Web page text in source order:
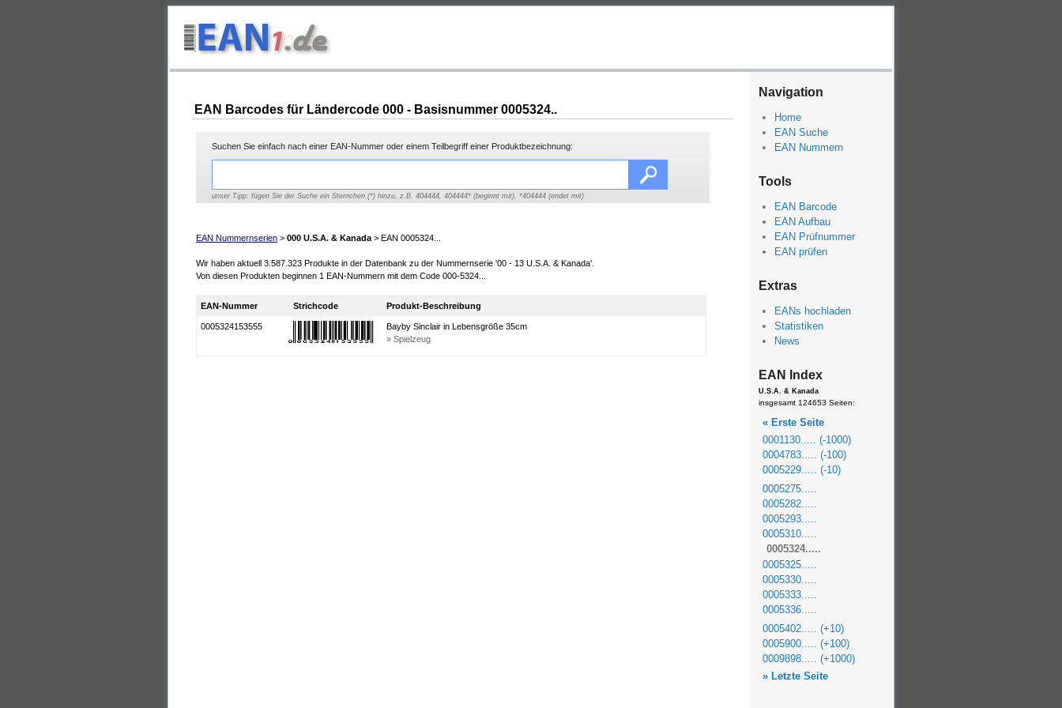
EAN Barcodes für Ländercode 000 - Basisnummer 0005324..
Suchen Sie einfach nach einer EAN-Nummer oder einem Teilbegriff einer Produktbezeichnung:
unser Tipp: fügen Sie der Suche ein Sternchen (*) hinzu, z.B. 404444, 404444* (beginnt mit), *404444 (endet mit)
EAN Nummernserien > 000 U.S.A. & Kanada > EAN 0005324...
Wir haben aktuell 3.587.323 Produkte in der Datenbank zu der Nummernserie '00 - 13 U.S.A. & Kanada'.
Von diesen Produkten beginnen 1 EAN-Nummern mit dem Code 000-5324...
EAN-Nummer Strichcode Produkt-Beschreibung
0005324153555
Bayby Sinclair in Lebensgröße 35cm
» Spielzeug
Navigation
Home
EAN Suche
EAN Nummern
Tools
EAN Barcode
EAN Aufbau
EAN Prüfnummer
EAN prüfen
Extras
EANs hochladen
Statistiken
News
EAN Index
U.S.A. & Kanada
insgesamt 124653 Seiten:
« Erste Seite
0001130..... (-1000)
0004783..... (-100)
0005229..... (-10)
0005275.....
0005282.....
0005293.....
0005310.....
0005324.....
0005325.....
0005330.....
0005333.....
0005336.....
0005402..... (+10)
0005900..... (+100)
0009898..... (+1000)
» Letzte Seite